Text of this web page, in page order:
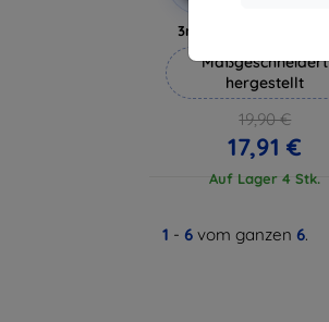
3mk Hammer
Maßgeschneidert
hergestellt
19,90 €
17,91 €
Auf Lager 4 Stk.
1 - 6 vom ganzen 6.